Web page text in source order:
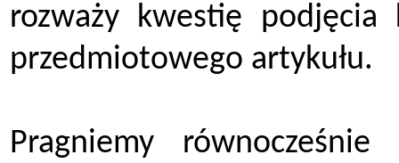
rozważy kwestię
przedmiotowego artykułu.
Pragniemy